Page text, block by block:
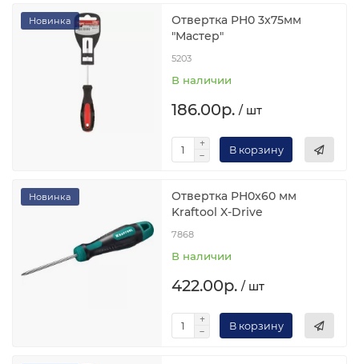
Новинка
Отвертка PH0 3x75мм
"Мастер"
5203
В наличии
186.00р. / шт
В корзину
Новинка
Отвертка PH0х60 мм
Kraftool X-Drive
7868
В наличии
422.00р. / шт
В корзину